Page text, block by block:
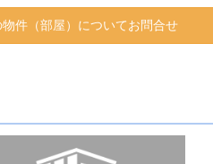
件（部屋）についてお問合せ